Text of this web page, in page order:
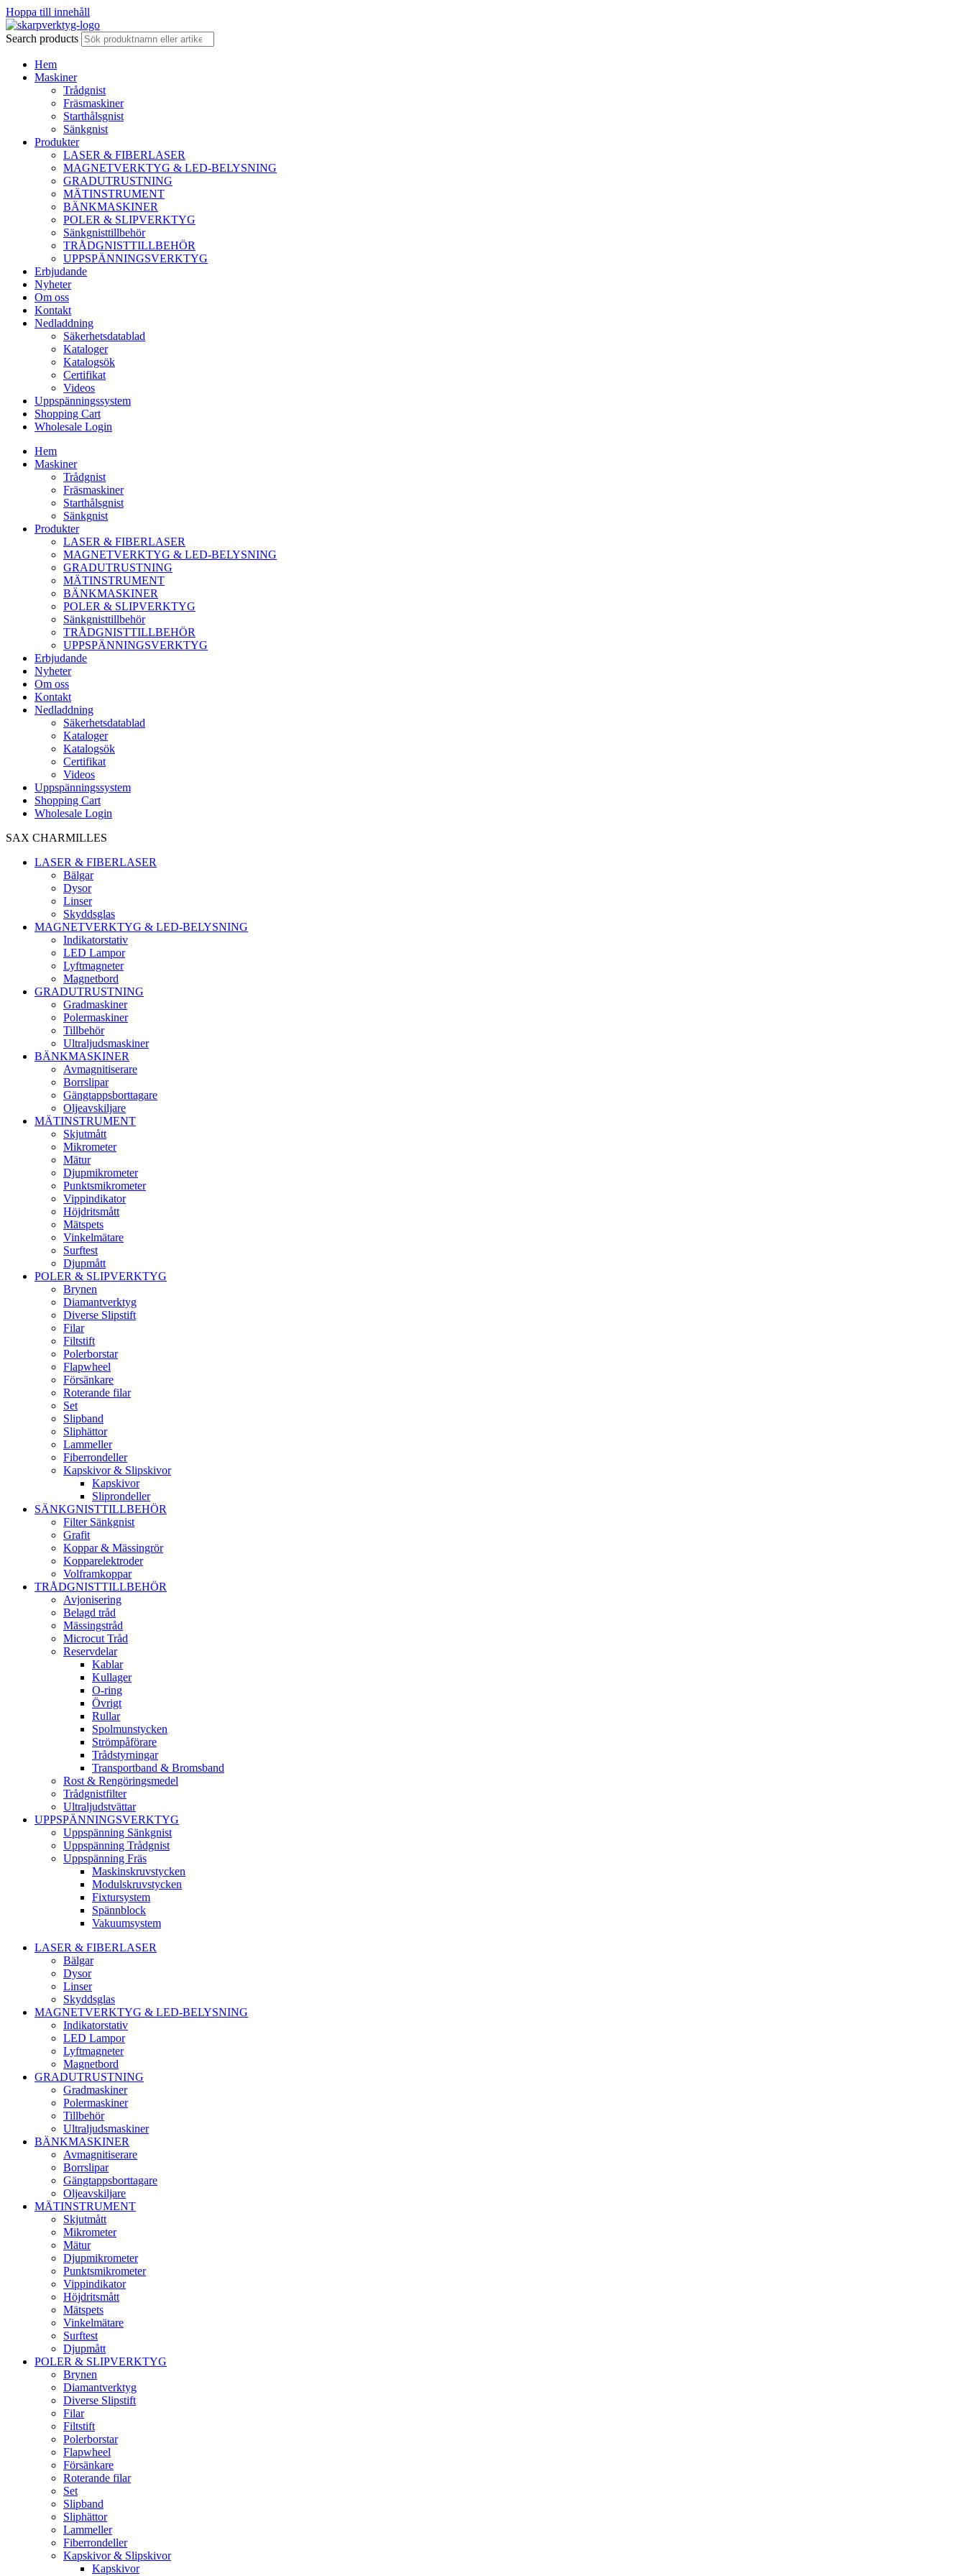
Hoppa till innehåll
Search products
Hem
Maskiner
Trådgnist
Fräsmaskiner
Starthålsgnist
Sänkgnist
Produkter
LASER & FIBERLASER
MAGNETVERKTYG & LED-BELYSNING
GRADUTRUSTNING
MÄTINSTRUMENT
BÄNKMASKINER
POLER & SLIPVERKTYG
Sänkgnisttillbehör
TRÅDGNISTTILLBEHÖR
UPPSPÄNNINGSVERKTYG
Erbjudande
Nyheter
Om oss
Kontakt
Nedladdning
Säkerhetsdatablad
Kataloger
Katalogsök
Certifikat
Videos
Uppspänningssystem
Shopping Cart
Wholesale Login
Hem
Maskiner
Trådgnist
Fräsmaskiner
Starthålsgnist
Sänkgnist
Produkter
LASER & FIBERLASER
MAGNETVERKTYG & LED-BELYSNING
GRADUTRUSTNING
MÄTINSTRUMENT
BÄNKMASKINER
POLER & SLIPVERKTYG
Sänkgnisttillbehör
TRÅDGNISTTILLBEHÖR
UPPSPÄNNINGSVERKTYG
Erbjudande
Nyheter
Om oss
Kontakt
Nedladdning
Säkerhetsdatablad
Kataloger
Katalogsök
Certifikat
Videos
Uppspänningssystem
Shopping Cart
Wholesale Login
SAX CHARMILLES
LASER & FIBERLASER
Bälgar
Dysor
Linser
Skyddsglas
MAGNETVERKTYG & LED-BELYSNING
Indikatorstativ
LED Lampor
Lyftmagneter
Magnetbord
GRADUTRUSTNING
Gradmaskiner
Polermaskiner
Tillbehör
Ultraljudsmaskiner
BÄNKMASKINER
Avmagnitiserare
Borrslipar
Gängtappsborttagare
Oljeavskiljare
MÄTINSTRUMENT
Skjutmått
Mikrometer
Mätur
Djupmikrometer
Punktsmikrometer
Vippindikator
Höjdritsmått
Mätspets
Vinkelmätare
Surftest
Djupmått
POLER & SLIPVERKTYG
Brynen
Diamantverktyg
Diverse Slipstift
Filar
Filtstift
Polerborstar
Flapwheel
Försänkare
Roterande filar
Set
Slipband
Sliphättor
Lammeller
Fiberrondeller
Kapskivor & Slipskivor
Kapskivor
Sliprondeller
SÄNKGNISTTILLBEHÖR
Filter Sänkgnist
Grafit
Koppar & Mässingrör
Kopparelektroder
Volframkoppar
TRÅDGNISTTILLBEHÖR
Avjonisering
Belagd tråd
Mässingstråd
Microcut Tråd
Reservdelar
Kablar
Kullager
O-ring
Övrigt
Rullar
Spolmunstycken
Strömpåförare
Trådstyrningar
Transportband & Bromsband
Rost & Rengöringsmedel
Trådgnistfilter
Ultraljudstvättar
UPPSPÄNNINGSVERKTYG
Uppspänning Sänkgnist
Uppspänning Trådgnist
Uppspänning Fräs
Maskinskruvstycken
Modulskruvstycken
Fixtursystem
Spännblock
Vakuumsystem
LASER & FIBERLASER
Bälgar
Dysor
Linser
Skyddsglas
MAGNETVERKTYG & LED-BELYSNING
Indikatorstativ
LED Lampor
Lyftmagneter
Magnetbord
GRADUTRUSTNING
Gradmaskiner
Polermaskiner
Tillbehör
Ultraljudsmaskiner
BÄNKMASKINER
Avmagnitiserare
Borrslipar
Gängtappsborttagare
Oljeavskiljare
MÄTINSTRUMENT
Skjutmått
Mikrometer
Mätur
Djupmikrometer
Punktsmikrometer
Vippindikator
Höjdritsmått
Mätspets
Vinkelmätare
Surftest
Djupmått
POLER & SLIPVERKTYG
Brynen
Diamantverktyg
Diverse Slipstift
Filar
Filtstift
Polerborstar
Flapwheel
Försänkare
Roterande filar
Set
Slipband
Sliphättor
Lammeller
Fiberrondeller
Kapskivor & Slipskivor
Kapskivor